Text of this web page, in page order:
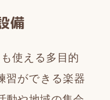
備
使える多目的
習ができる楽器